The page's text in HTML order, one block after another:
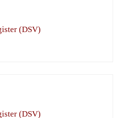
(DSV)
(DSV)